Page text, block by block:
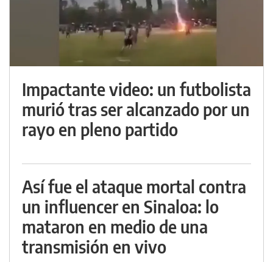
Impactante video: un futbolista
murió tras ser alcanzado por un
rayo en pleno partido
Así fue el ataque mortal contra
un influencer en Sinaloa: lo
mataron en medio de una
transmisión en vivo